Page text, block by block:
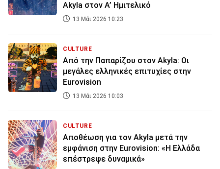
Akyla στον Α’ Ημιτελικό
13 Μάι 2026 10:23
CULTURE
Από την Παπαρίζου στον Akyla: Οι
μεγάλες ελληνικές επιτυχίες στην
Eurovision
13 Μάι 2026 10:03
CULTURE
Αποθέωση για τον Akyla μετά την
εμφάνιση στην Eurovision: «Η Ελλάδα
επέστρεψε δυναμικά»